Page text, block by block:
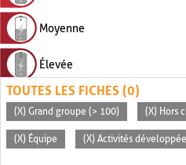
Moyenne
Élevée
TOUTES LES FICHES (0)
(X) Grand groupe (> 100) (X) Hors
(X) Équipe (X) Activités